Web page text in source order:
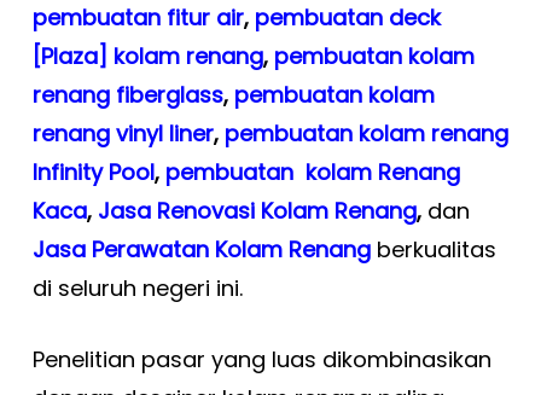
pembuatan fitur air, pembuatan deck
[Plaza] kolam renang, pembuatan kolam
renang fiberglass, pembuatan kolam
renang vinyl liner, pembuatan kolam renang
Infinity Pool, pembuatan kolam Renang
Kaca, Jasa Renovasi Kolam Renang, dan
Jasa Perawatan Kolam Renangberkualitas
di seluruh negeri ini.
Penelitian pasar yang luas dikombinasikan